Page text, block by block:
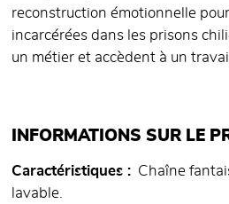
reconstruction émotionnelle
incarcérées dans les prisons
un métier et accèdent à un
INFORMATIONS SUR LE
Caractéristiques
Chaîne
lavable.